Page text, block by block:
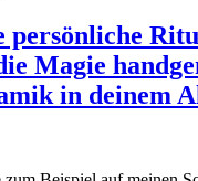
persönliche
Magie
in deinem